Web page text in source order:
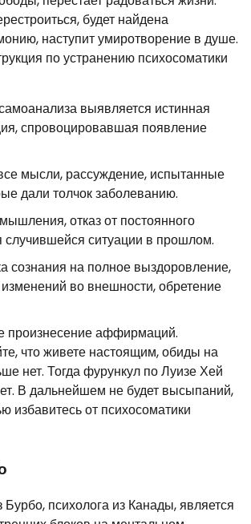
будет найдена
наступит умиротворение в душе.
по устранению психосоматики
выявляется истинная
спровоцировавшая появление
мысли, рассуждение, испытанные
дали толчок заболеванию.
отказ от постоянного
случившейся ситуации в прошлом.
сознания на полное выздоровление,
во внешности, обретение
произнесение аффирмаций.
что живете настоящим, обиды на
нет. Тогда фурункул по Луизе Хей
В дальнейшем не будет высыпаний,
избавитесь от психосоматики
психолога из Канады, является